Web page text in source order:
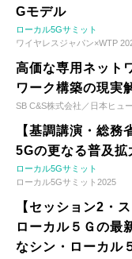
Gモデル
ローカル5Gサミット
ワイヤレスジャパン×WTP
高価な専用ネット
ワーク構築の現実
SB C&S株式会社／日本ヒュ
【基調講演・総
5Gの更なる普及拡
ローカル5Gサミット
ローカル5Gサミット2025
【セッション2・
ローカル５Ｇの
なシン・ローカル